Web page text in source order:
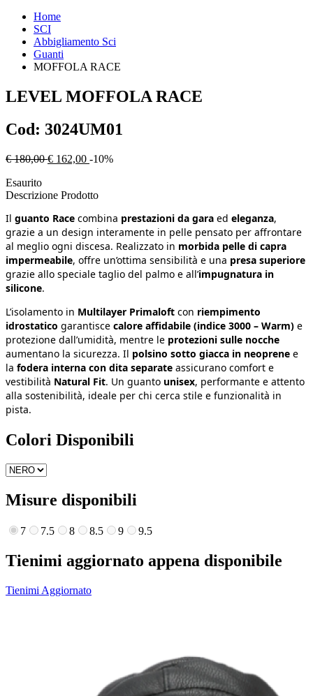
Home
SCI
Abbigliamento Sci
Guanti
MOFFOLA RACE
LEVEL MOFFOLA RACE
Cod: 3024UM01
€ 180,00 € 162,00 -10%
Esaurito
Descrizione Prodotto
Il guanto Race combina prestazioni da gara ed eleganza,
grazie a un design interamente in pelle pensato per affrontare
al meglio ogni discesa. Realizzato in morbida pelle di capra
impermeabile, offre un’ottima sensibilità e una presa superiore
grazie allo speciale taglio del palmo e all’impugnatura in
silicone.
L’isolamento in Multilayer Primaloft con riempimento
idrostatico garantisce calore affidabile (indice 3000 – Warm) e
protezione dall’umidità, mentre le protezioni sulle nocche
aumentano la sicurezza. Il polsino sotto giacca in neoprene e
la fodera interna con dita separate assicurano comfort e
vestibilità Natural Fit. Un guanto unisex, performante e attento
alla sostenibilità, ideale per chi cerca stile e funzionalità in
pista.
Colori Disponibili
Misure disponibili
7 7.5 8 8.5 9 9.5
Tienimi aggiornato appena disponibile
Tienimi Aggiornato